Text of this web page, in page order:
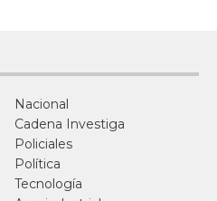
Nacional
Cadena Investiga
Policiales
Política
Tecnología